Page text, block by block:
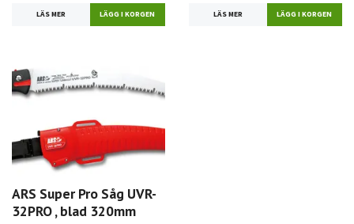
LÄS MER LÄS MER
ARS Super Pro Såg UVR-
32PRO , blad 320mm